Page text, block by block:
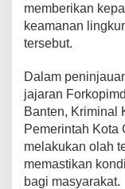
memberikan
keamanan
tersebut.
Dalam
jajaran
Banten, Kriminal
Pemerintah Kota
melakukan olah
memastikan
bagi masyarakat.